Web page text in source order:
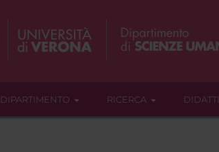
DIPARTIMENTO RICERCA